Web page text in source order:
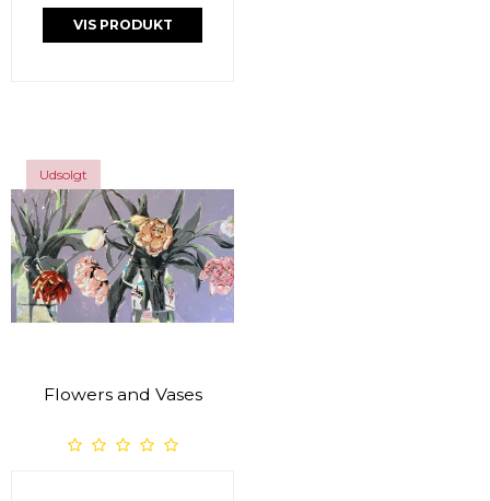
VIS PRODUKT
Udsolgt
Flowers and Vases